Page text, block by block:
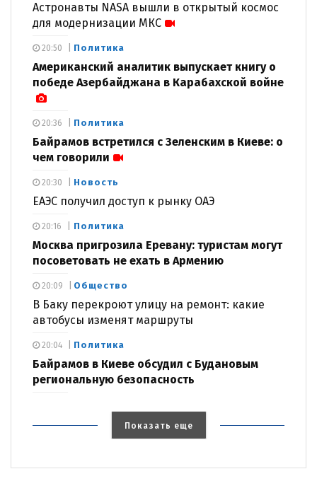
Астронавты NASA вышли в открытый космос
для модернизации МКС
Политика
Американский аналитик выпускает книгу о
победе Азербайджана в Карабахской войне
20:50
Политика
Байрамов встретился с Зеленским в Киеве: о
чем говорили
20:36
Новость
ЕАЭС получил доступ к рынку ОАЭ
20:30
Политика
Москва пригрозила Еревану: туристам могут
посоветовать не ехать в Армению
20:16
Общество
В Баку перекроют улицу на ремонт: какие
автобусы изменят маршруты
20:09
Политика
Байрамов в Киеве обсудил с Будановым
региональную безопасность
20:04
Показать еще